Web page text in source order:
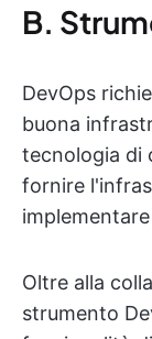
B.
DevOps
buona
tecnologia di
fornire
Oltre alla
strumento